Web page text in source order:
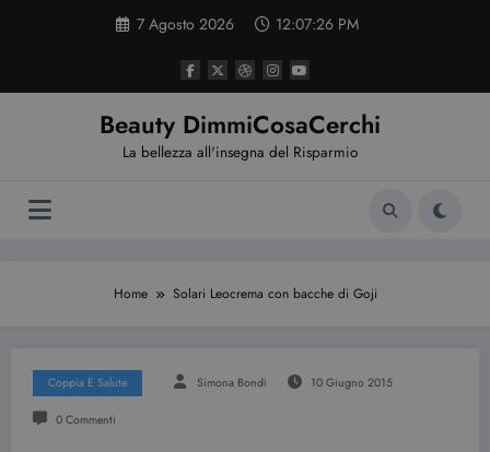
7 Agosto 2026 12:07:27 PM
Beauty DimmiCosaCerchi
La bellezza all'insegna del Risparmio
Home Solari Leocrema con bacche di Goji
Coppia E Salute Simona Bondi 10 Giugno 2015
0 Commenti